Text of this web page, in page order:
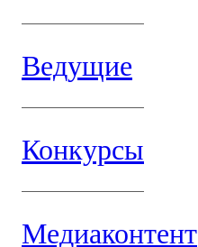
Ведущие
Конкурсы
Медиаконтент